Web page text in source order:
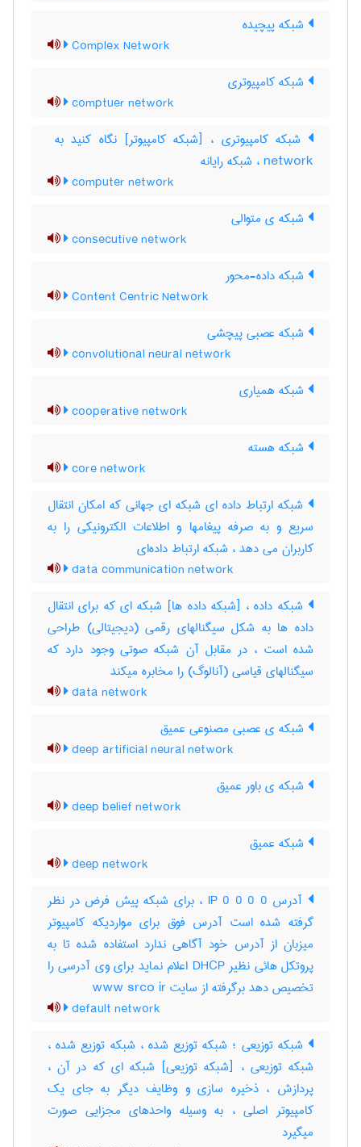
شبکه پیچیده
Complex Network
شبکه کامپیوتری
comptuer network
network ، شبکه رایانه
computer network
شبکه ی متوالی
consecutive network
شبکه داده-محور
Content Centric Network
شبکه عصبی پیچشی
convolutional neural network
شبکه همیاری
cooperative network
شبکه هسته
core network
شبکه ارتباط داده ای شبکه ای جهانی که امکان انتقال
سریع و به صرفه پیغامها و اطلاعات الکترونیکی را به
کاربران می دهد ، شبکه ارتباط داده‌ای
data communication network
شبکه داده ، [شبکه داده ها] شبکه ای که برای انتقال
داده ها به شکل سیگنالهای رقمی (دیجیتالی) طراحی
شده است ، در مقابل آن شبکه صوتی وجود دارد که
سیگنالهای قیاسی (آنالوگ) را مخابره میکند
data network
شبکه ی عصبی مصنوعی عمیق
deep artificial neural network
شبکه ی باور عمیق
deep belief network
شبکه عمیق
deep network
آدرس IP 0 0 0 0 ، برای شبکه پیش فرض در نظر
گرفته شده است آدرس فوق برای مواردیکه کامپیوتر
میزبان از آدرس خود آگاهی ندارد استفاده شده تا به
پروتکل هائی نظیر DHCP اعلام نماید برای وی آدرسی را
تخصیص دهد برگرفته از سایت www srco ir
default network
شبکه توزیعی ؛ شبکه توزیع شده ، شبکه توزیع شده ،
شبکه توزیعی ، [شبکه توزیعی] شبکه ای که در آن ،
پردازش ، ذخیره سازی و وظایف دیگر به جای یک
کامپیوتر اصلی ، به وسیله واحدهای مجزایی صورت
میگیرد